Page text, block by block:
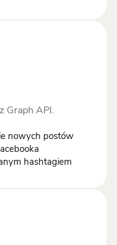
Graph API.
nowych postów
hashtagiem